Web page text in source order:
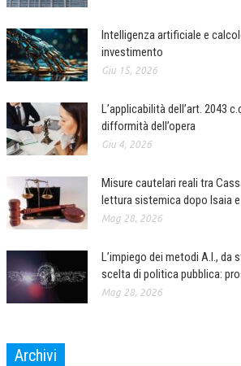
TELEGRAM
MANUALI E MONOGRAFIE
TESI DI LAUREA
MATERIALE DIDATTICO
INVITI E PROMOZIONI
Intelligenza artificiale e
investimento
Giu 15, 2026
L’applicabilità dell’art. 2043
difformità dell’opera
Giu 4, 2026
Misure cautelari reali tra
lettura sistemica dopo Isaia
Mag 28, 2026
L’impiego dei metodi A.I., da
scelta di politica pubblica:
Mag 28, 2026
Archivi